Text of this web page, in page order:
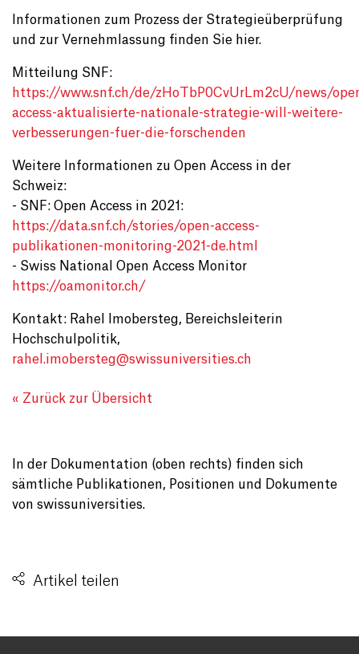
Informationen zum Prozess der Strategieüberprüfung
und zur Vernehmlassung finden Sie hier.
Mitteilung SNF:
https://www.snf.ch/de/zHoTbP0CvUrLm2cU/news/
access-aktualisierte-nationale-strategie-will-weitere-
verbesserungen-fuer-die-forschenden
Weitere Informationen zu Open Access in der
Schweiz:
- SNF: Open Access in 2021:
https://data.snf.ch/stories/open-access-
publikationen-monitoring-2021-de.html
- Swiss National Open Access Monitor
https://oamonitor.ch/
Kontakt: Rahel Imobersteg, Bereichsleiterin
Hochschulpolitik,
rahel.imobersteg@swissuniversities.ch
« Zurück zur Übersicht
In der Dokumentation (oben rechts) finden sich
sämtliche Publikationen, Positionen und Dokumente
von swissuniversities.
Artikel teilen